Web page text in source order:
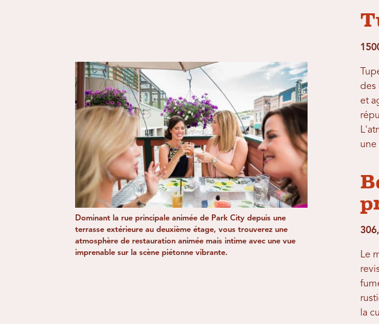
Dominant la rue principale animée de Park City depuis une
terrasse extérieure au deuxième étage, vous trouverez une
atmosphère de restauration animée mais intime avec une vue
imprenable sur la scène piétonne vibrante.
des
et
une
Le
la